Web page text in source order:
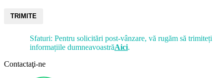
TRIMITE
Sfaturi: Pentru solicitări post-vânzare, vă rugăm să trimiteți
informațiile dumneavoastrăAici.
Contactaţi-ne